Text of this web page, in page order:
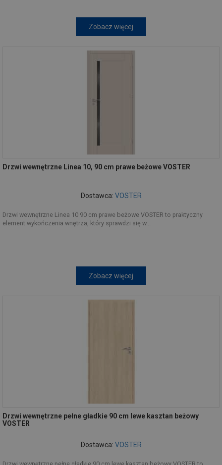
Zobacz więcej
Drzwi wewnętrzne Linea 10, 90 cm prawe beżowe VOSTER
Dostawca: VOSTER
Drzwi wewnętrzne Linea 10 90 cm prawe beżowe VOSTER to praktyczny
element wykończenia wnętrza, który sprawdzi się w...
Zobacz więcej
Drzwi wewnętrzne pełne gładkie 90 cm lewe kasztan beżowy
VOSTER
Dostawca: VOSTER